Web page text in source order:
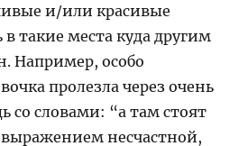
и/или красивые
в такие места куда другим
Например, особо
пролезла через очень
со словами: “а там стоят
несчастной,